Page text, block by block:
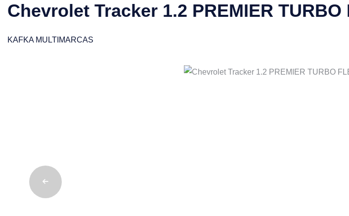
Chevrolet Tracker 1.2 PREMIER TURBO
KAFKA MULTIMARCAS